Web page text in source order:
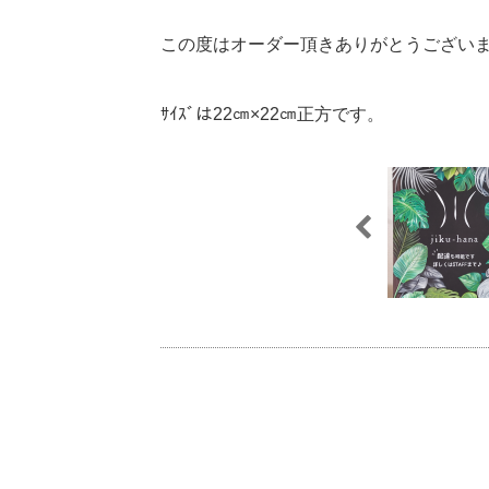
この度はオーダー頂きありがとうござい
ｻｲｽﾞは22㎝×22㎝正方です。